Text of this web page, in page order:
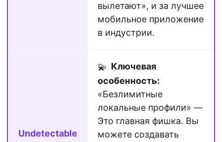
вылетают», и за лучшее
мобильное приложение
в индустрии.
Undetectable
💫 Ключевая
особенность:
«Безлимитные
локальные профили» —
Это главная фишка. Вы
можете создавать